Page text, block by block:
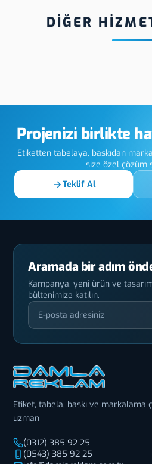
DİĞER
Üretimi
Projenizi birlikte
Etiketten tabelaya, baskıdan
size özel çözüm
Teklif Al
Aramada bir adım
Kampanya, yeni ürün ve
bültenimize katılın.
Etiket, tabela, baskı ve markalama
uzman
(0312) 385 92 25
(0543) 385 92 25